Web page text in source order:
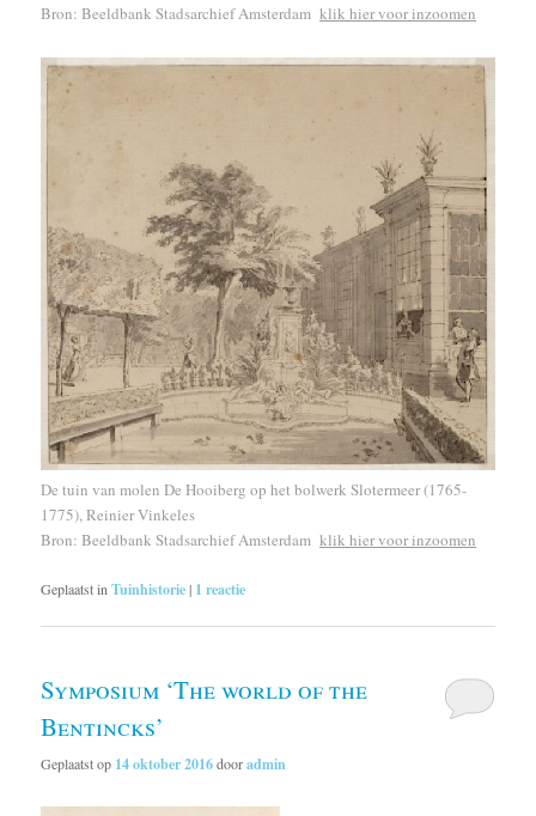
Bron: Beeldbank Stadsarchief Amsterdamklik hier voor inzoomen
De tuin van molen De Hooiberg op het bolwerk Slotermeer (1765-
1775), Reinier Vinkeles
Bron: Beeldbank Stadsarchief Amsterdamklik hier voor inzoomen
Geplaatst inTuinhistorie| 1 reactie
Symposium ‘The world of the
Bentincks’
Geplaatst op 14 oktober 2016dooradmin